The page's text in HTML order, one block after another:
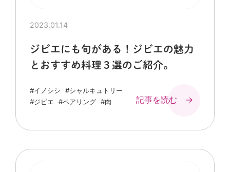
2023.01.14
ジビエにも旬がある！ジビエの魅力
とおすすめ料理３選のご紹介。
#イノシシ
#シャルキュトリー
#ジビエ
#ペアリング #肉 記事を読む →